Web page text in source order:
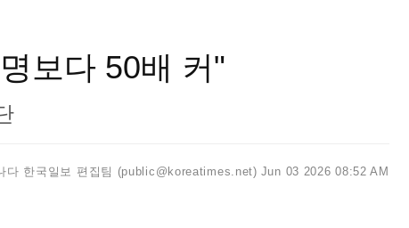
보다 50배 커"
다 한국일보 편집팀 (public@koreatimes.net) Jun 03 2026 08:52 AM